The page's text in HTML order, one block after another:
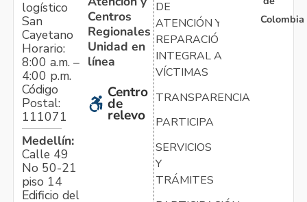
logístico
San
Cayetano
Horario:
8:00 a.m. –
4:00 p.m.
Código
Postal:
111071
Medellín:
Calle 49
No 50-21
piso 14
Edificio del
Centros
Regionales
Unidad en
línea
Centro
de
relevo
DE
ATENCIÓN Y
REPARACIÓN
INTEGRAL A
VÍCTIMAS
TRANSPARENCIA
PARTICIPA
SERVICIOS
Y
TRÁMITES
Colombia